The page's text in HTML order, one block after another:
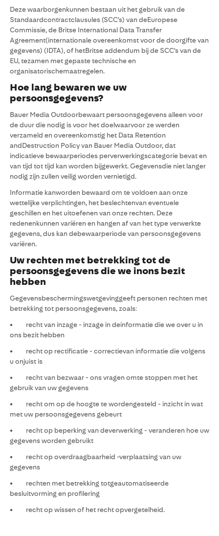
Deze waarborgenkunnen bestaan uit het gebruik van de
Standaardcontractclausules (SCC's) van deEuropese
Commissie, de Britse International Data Transfer
Agreement(internationale overeenkomst voor de doorgifte van
gegevens) (IDTA), of hetBritse addendum bij de SCC's van de
EU, tezamen met gepaste technische en
organisatorischemaatregelen.
Hoe lang bewaren we uw
persoonsgegevens?
Bauer Media Outdoorbewaart persoonsgegevens alleen voor
de duur die nodig is voor het doelwaarvoor ze werden
verzameld en overeenkomstig het Data Retention
andDestruction Policy van Bauer Media Outdoor, dat
indicatieve bewaarperiodes perverwerkingscategorie bevat en
van tijd tot tijd kan worden bijgewerkt. Gegevensdie niet langer
nodig zijn zullen veilig worden vernietigd.
Informatie kanworden bewaard om te voldoen aan onze
wettelijke verplichtingen, het beslechtenvan eventuele
geschillen en het uitoefenen van onze rechten. Deze
redenenkunnen variëren en hangen af van het type verwerkte
gegevens, dus kan debewaarperiode van persoonsgegevens
variëren.
Uw rechten met betrekking tot de
persoonsgegevens die we inons bezit
hebben
Gegevensbeschermingswetgevinggeeft personen rechten met
betrekking tot persoonsgegevens, zoals:
• recht van inzage - inzage in deinformatie die we over u in
ons bezit hebben
• recht op rectificatie - correctievan informatie die volgens
u onjuist is
• recht van bezwaar - ons vragen omte stoppen met het
gebruik van uw gegevens
• recht om op de hoogte te wordengesteld - inzicht in wat
met uw persoonsgegevens gebeurt
• recht op beperking van deverwerking - veranderen hoe uw
gegevens worden gebruikt
• recht op overdraagbaarheid -verplaatsing van uw
gegevens
• rechten met betrekking totgeautomatiseerde
besluitvorming en profilering
• recht op wissen of het recht opvergetelheid.